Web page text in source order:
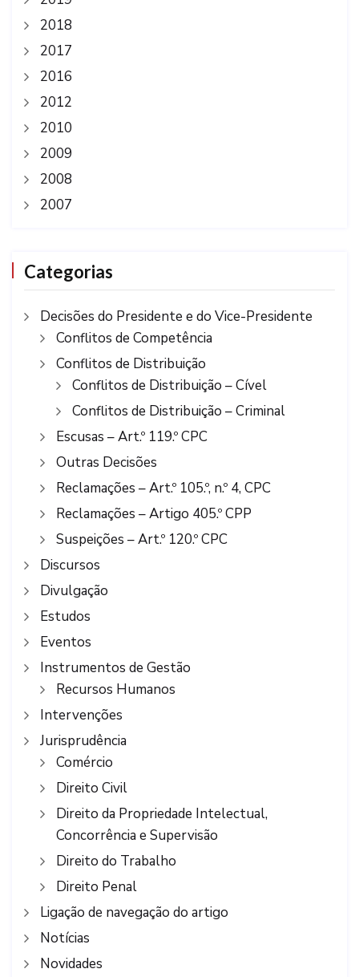
2018
2017
2016
2012
2010
2009
2008
2007
Categorias
Decisões do Presidente e do Vice-Presidente
Conflitos de Competência
Conflitos de Distribuição
Conflitos de Distribuição – Cível
Conflitos de Distribuição – Criminal
Escusas – Art.º 119.º CPC
Outras Decisões
Reclamações – Art.º 105.º, n.º 4, CPC
Reclamações – Artigo 405.º CPP
Suspeições – Art.º 120.º CPC
Discursos
Divulgação
Estudos
Eventos
Instrumentos de Gestão
Recursos Humanos
Intervenções
Jurisprudência
Comércio
Direito Civil
Direito da Propriedade Intelectual,
Concorrência e Supervisão
Direito do Trabalho
Direito Penal
Ligação de navegação do artigo
Notícias
Novidades